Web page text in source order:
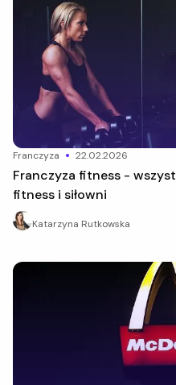
franczyza 22.02.2026
Franczyza fitness - wszystko o franczyzie w branży
fitness i siłowni
Katarzyna Rutkowska